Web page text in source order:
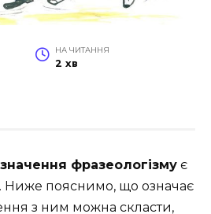
НА ЧИТАННЯ
2 хв
фразеологізму є
Ниже пояснимо, що означає
з ним можна скласти,